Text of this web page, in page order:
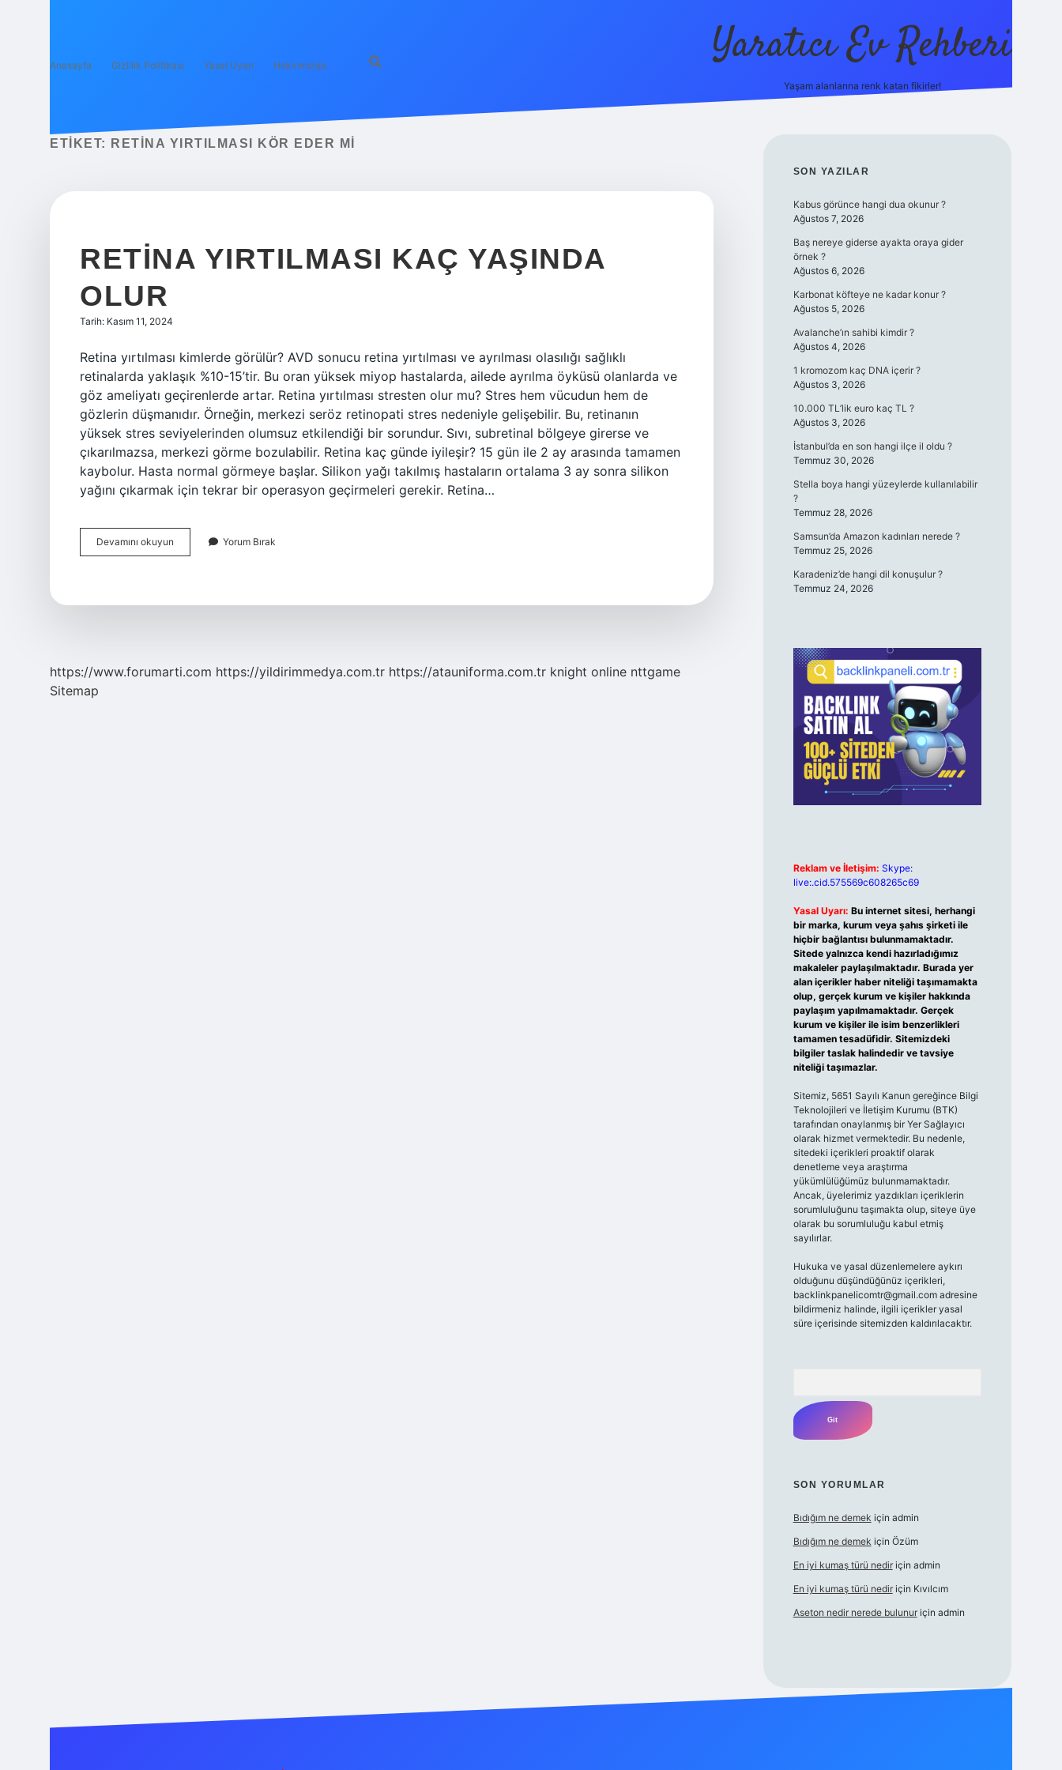
Anasayfa Gizlilik Politikası Yasal Uyarı Hakkımızda Yaratıcı Ev Rehberi
Yaşam alanlarına renk katan fikirler!
ETIKET: RETINA YIRTILMASI KÖR EDER MI
RETINA YIRTILMASI KAÇ YAŞINDA
OLUR
Tarih: Kasım 11, 2024
Retina yırtılması kimlerde görülür? AVD sonucu retina yırtılması ve ayrılması olasılığı sağlıklı
retinalarda yaklaşık %10-15’tir. Bu oran yüksek miyop hastalarda, ailede ayrılma öyküsü olanlarda ve
göz ameliyatı geçirenlerde artar. Retina yırtılması stresten olur mu? Stres hem vücudun hem de
gözlerin düşmanıdır. Örneğin, merkezi seröz retinopati stres nedeniyle gelişebilir. Bu, retinanın
yüksek stres seviyelerinden olumsuz etkilendiği bir sorundur. Sıvı, subretinal bölgeye girerse ve
çıkarılmazsa, merkezi görme bozulabilir. Retina kaç günde iyileşir? 15 gün ile 2 ay arasında tamamen
kaybolur. Hasta normal görmeye başlar. Silikon yağı takılmış hastaların ortalama 3 ay sonra silikon
yağını çıkarmak için tekrar bir operasyon geçirmeleri gerekir. Retina…
Devamını okuyun
Yırtılması
Yorum Bırak
https://www.forumarti.com https://yildirimmedya.com.tr https://atauniforma.com.tr knight online nttgame
Sitemap
SIDEBAR
SON YAZILAR
Kabus görünce hangi dua okunur ?
Ağustos 7, 2026
Baş nereye giderse ayakta oraya gider
örnek ?
Ağustos 6, 2026
Karbonat köfteye ne kadar konur ?
Ağustos 5, 2026
Avalanche’ın sahibi kimdir ?
Ağustos 4, 2026
1 kromozom kaç DNA içerir ?
Ağustos 3, 2026
10.000 TL’lik euro kaç TL ?
Ağustos 3, 2026
İstanbul’da en son hangi ilçe il oldu ?
Temmuz 30, 2026
Stella boya hangi yüzeylerde kullanılabilir
?
Temmuz 28, 2026
Samsun’da Amazon kadınları nerede ?
Temmuz 25, 2026
Karadeniz’de hangi dil konuşulur ?
Temmuz 24, 2026
Reklam ve İletişim: Skype:
live:.cid.575569c608265c69
Yasal Uyarı: Bu internet sitesi, herhangi
bir marka, kurum veya şahıs şirketi ile
hiçbir bağlantısı bulunmamaktadır.
Sitede yalnızca kendi hazırladığımız
makaleler paylaşılmaktadır. Burada yer
alan içerikler haber niteliği taşımamakta
olup, gerçek kurum ve kişiler hakkında
paylaşım yapılmamaktadır. Gerçek
kurum ve kişiler ile isim benzerlikleri
tamamen tesadüfidir. Sitemizdeki
bilgiler taslak halindedir ve tavsiye
niteliği taşımazlar.
Sitemiz, 5651 Sayılı Kanun gereğince Bilgi
Teknolojileri ve İletişim Kurumu (BTK)
tarafından onaylanmış bir Yer Sağlayıcı
olarak hizmet vermektedir. Bu nedenle,
sitedeki içerikleri proaktif olarak
denetleme veya araştırma
yükümlülüğümüz bulunmamaktadır.
Ancak, üyelerimiz yazdıkları içeriklerin
sorumluluğunu taşımakta olup, siteye üye
olarak bu sorumluluğu kabul etmiş
sayılırlar.
Hukuka ve yasal düzenlemelere aykırı
olduğunu düşündüğünüz içerikleri,
backlinkpanelicomtr@gmail.comadresine
bildirmeniz halinde, ilgili içerikler yasal
süre içerisinde sitemizden kaldırılacaktır.
SON YORUMLAR
Bıdığım ne demek için admin
Bıdığım ne demek için Özüm
En iyi kumaş türü nediriçin admin
En iyi kumaş türü nediriçin Kıvılcım
Aseton nedir nerede bulunuriçin admin